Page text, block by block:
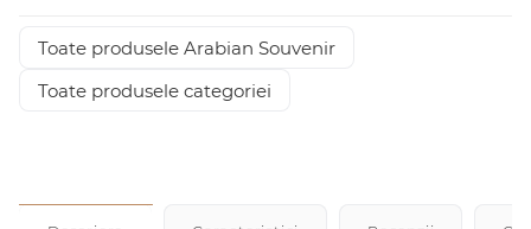
Toate produsele Arabian Souvenir
Toate produsele categoriei